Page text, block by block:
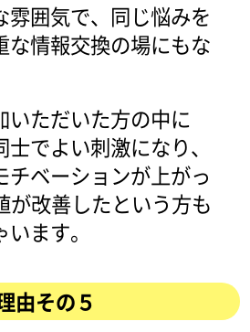
雰囲気で、同じ悩みを
な情報交換の場にもな
いただいた方の中に
でよい刺激になり、
チベーションが上がっ
が改善したという方も
ます。
由その５